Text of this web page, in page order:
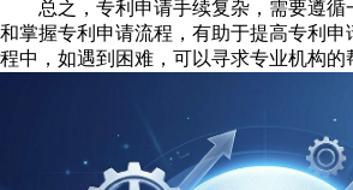
总之，专利申请手续复杂，需要遵循
和掌握专利申请流程，有助于提高专利申
程中，如遇到困难，可以寻求专业机构的